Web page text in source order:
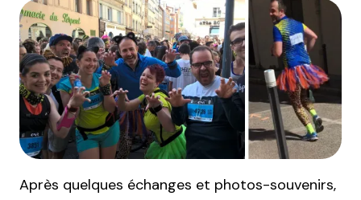
Après quelques échanges et photos-souvenirs,